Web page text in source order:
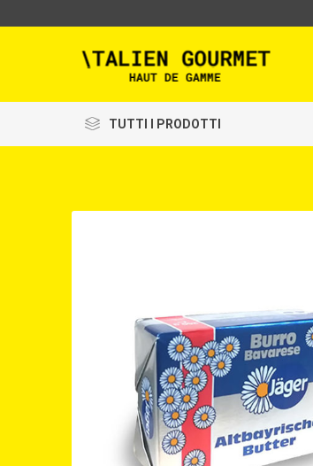
TUTTI I PRODOTTI